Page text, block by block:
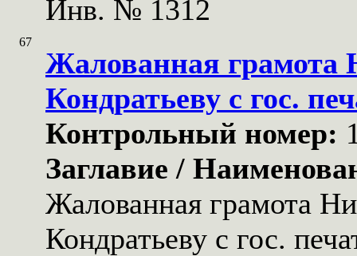
Инв. № 1312
67
Жалованная грамота
Кондратьеву с гос.
Контрольный номер:
Заглавие /
Жалованная грамота
Кондратьеву с гос.